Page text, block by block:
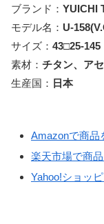
ブランド： YUICHI
モデル名： U-158
サイズ： 43□25-145
素材： チタン、ア
生産国： 日本
Amazonで商
楽天市場で商
Yahoo!ショッ